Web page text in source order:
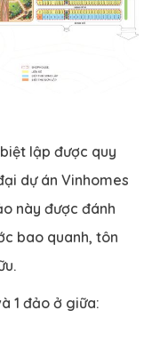
lập được quy
dự án Vinhomes
này được đánh
bao quanh, tôn
1 đảo ở giữa: